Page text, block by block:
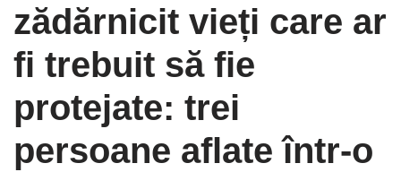
zădărnicit vieți care ar
fi trebuit să fie
protejate: trei
persoane aflate într‑o